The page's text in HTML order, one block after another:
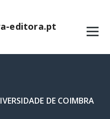
DE COIMBRA